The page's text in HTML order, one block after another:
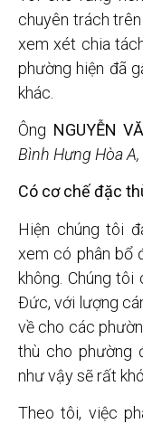
chuyên trách
xem xét chia
phường hiện đã
khác.
Ông NGUYỄN
Bình Hưng Hòa
Có cơ chế đặc
Hiện chúng tôi
xem có phân bổ
không. Chúng
Đức, với lượng
về cho các
thù cho phường
như vậy sẽ rất
Theo tôi, việc